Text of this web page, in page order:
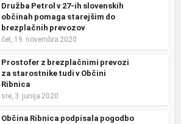
Družba Petrol v 27-ih slovenskih
občinah pomaga starejšim do
brezplačnih prevozov
čet, 19. novembra 2020
Prostofer z brezplačnimi prevozi
za starostnike tudi v Občini
Ribnica
sre, 3. junija 2020
Občina Ribnica podpisala pogodbo